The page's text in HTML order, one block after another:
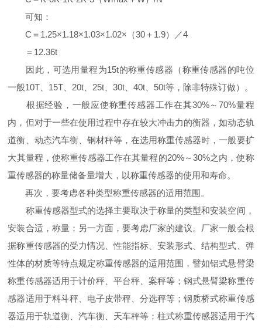
可知：
C＝1.25×1.18×1.03×1.02×（30＋1.9）／4
＝12.36t
因此，可选用量程为15t的称重传感器（称重传感器的吨位
一般10T、15T、20t、25t、30t、40t、50t等，除非特殊订做）。
根据经验，一般应使称重传感器工作在其30%～70%量程
内，但对于一些在使用过程中存在较大冲击力的衡器，如动态轨
道衡、动态汽车衡、钢材秤等，在选用称重传感器时，一般要扩
大其量程，使称重传感器工作在其量程的20%～30%之内，使称
重传感器的称量储备量增大，以称重传感器的使用和寿命。
再次，要考虑各种类型称重传感器的适用范围。
称重传感器型式的选择主要取决于称量的类型和安装空间，
安装合适，称量；另一方面，要考虑厂家的建议。厂家一般会根
据称重传感器的受力情况、性能指标、安装形式、结构型式、弹
性体的材质等特点规定称重传感器的适用范围，譬如铝式悬臂梁
称重传感器适用于计价秤、平台秤、案秤等；钢式悬臂梁称重传
感器适用于料斗秤、电子皮带秤、分选秤等；钢质桥式称重传感
器适用于轨道衡、汽车衡、天车秤等；柱式称重传感器适用于汽